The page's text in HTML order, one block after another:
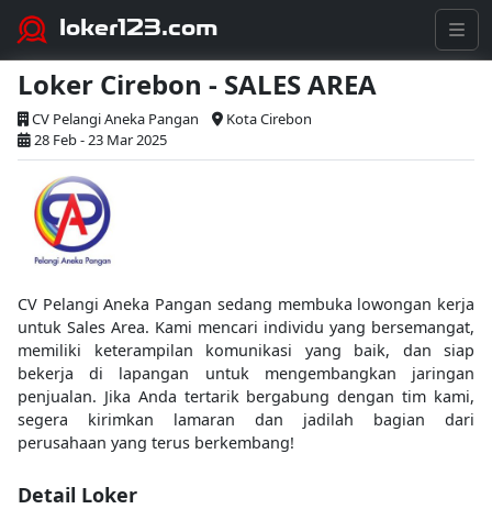
loker123.com
Loker Cirebon - SALES AREA
CV Pelangi Aneka Pangan
Kota Cirebon
28 Feb - 23 Mar 2025
CV Pelangi Aneka Pangan sedang membuka lowongan kerja
untuk Sales Area. Kami mencari individu yang bersemangat,
memiliki keterampilan komunikasi yang baik, dan siap
bekerja di lapangan untuk mengembangkan jaringan
penjualan. Jika Anda tertarik bergabung dengan tim kami,
segera kirimkan lamaran dan jadilah bagian dari
perusahaan yang terus berkembang!
Detail Loker